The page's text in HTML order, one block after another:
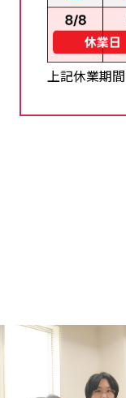
上記休業期